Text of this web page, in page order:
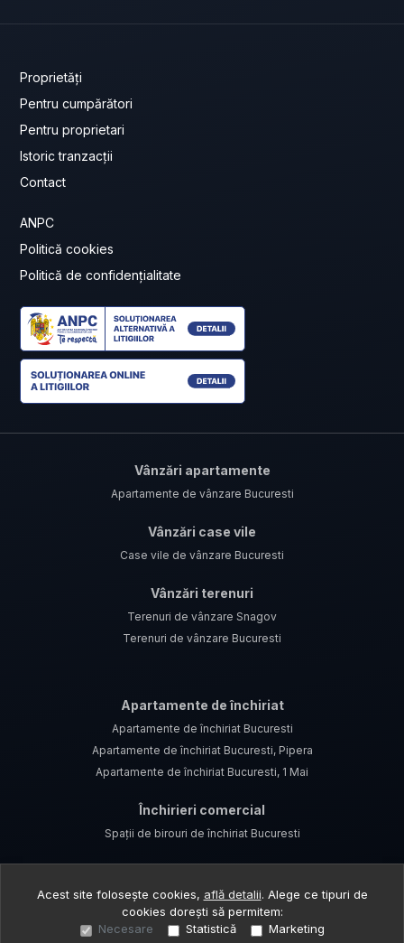
Proprietăți
Pentru cumpărători
Pentru proprietari
Istoric tranzacții
Contact
ANPC
Politică cookies
Politică de confidențialitate
Vânzări apartamente
Apartamente de vânzare Bucuresti
Vânzări case vile
Case vile de vânzare Bucuresti
Vânzări terenuri
Terenuri de vânzare Snagov
Terenuri de vânzare Bucuresti
Apartamente de închiriat
Apartamente de închiriat Bucuresti
Apartamente de închiriat Bucuresti, Pipera
Apartamente de închiriat Bucuresti, 1 Mai
Închirieri comercial
Spații de birouri de închiriat Bucuresti
© 2026Top Home Advisors S.R.L.
Acest site folosește cookies, află detalii. Alege ce tipuri de
cookies dorești să permitem:
Necesare
Statistică Marketing